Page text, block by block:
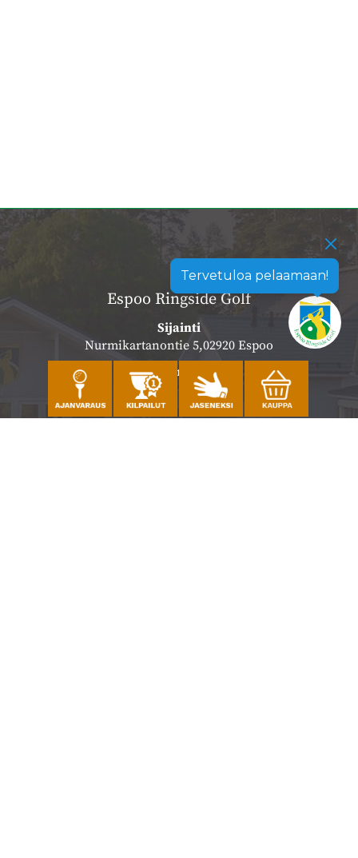
Tervetuloa pelaamaan!
Espoo Ringside Golf
Sijainti
Nurmikartanontie 5,02920 Espoo
Katso sijainti kartalla